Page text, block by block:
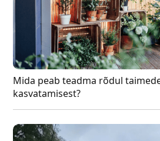
Mida peab teadma rõdul
kasvatamisest?